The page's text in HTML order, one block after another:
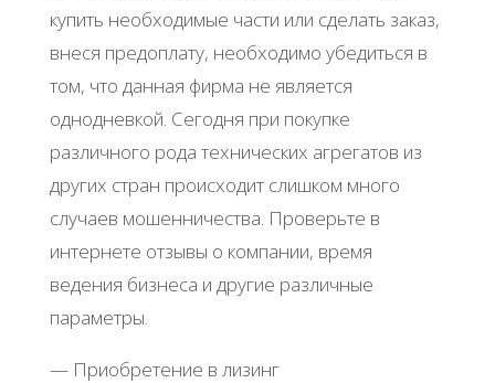
купить необходимые части или сделать заказ,
внеся предоплату, необходимо убедиться в
том, что данная фирма не является
однодневкой. Сегодня при покупке
различного рода технических агрегатов из
других стран происходит слишком много
случаев мошенничества. Проверьте в
интернете отзывы о компании, время
ведения бизнеса и другие различные
параметры.
— Приобретение в лизинг